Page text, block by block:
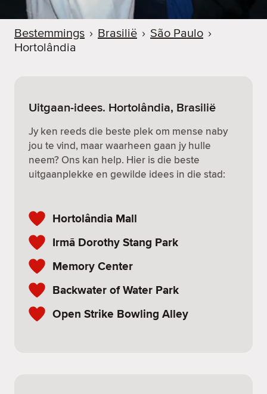
Bestemmings › Brasilië › São Paulo ›
Hortolândia
Uitgaan-idees. Hortolândia, Brasilië
Jy ken reeds die beste plek om mense naby
jou te vind, maar waarheen gaan jy hulle
neem? Ons kan help. Hier is die beste
uitgaanplekke en gewilde idees in die stad:
Hortolândia Mall
Irmã Dorothy Stang Park
Memory Center
Backwater of Water Park
Open Strike Bowling Alley